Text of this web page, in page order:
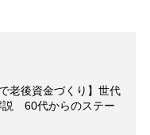
老後資金づくり】世代
説 60代からのステー